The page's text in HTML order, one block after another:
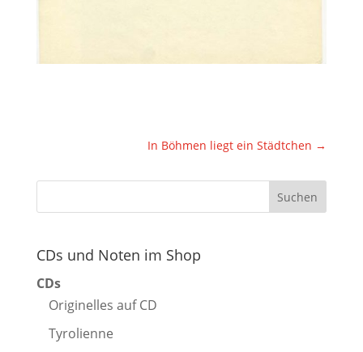
In Böhmen liegt ein Städtchen →
CDs und Noten im Shop
CDs
Originelles auf CD
Tyrolienne